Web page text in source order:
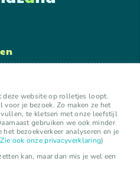
deze website op rolletjes loopt.
je bezoek. Zo maken ze het
te kletsen met onze leefstijl
gebruiken we ook minder
bezoekverkeer analyseren en je
Zie ook onze privacyverklaring)
kan, maar dan mis je wel een